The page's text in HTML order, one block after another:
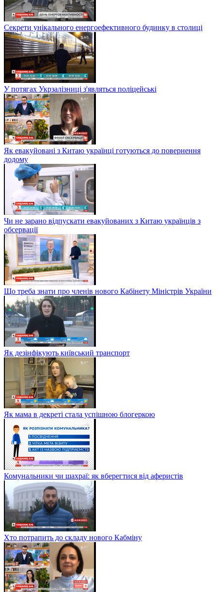
Секрети унікального енергоефективного будинку в столиці
У потягах Укрзалізниці з'являться поліцейські
Як евакуйовані з Китаю українці готуються до повернення
додому
Чи не зарано відпускати евакуйованих з Китаю українців з
обсервації
Що треба знати про членів нового Кабінету Міністрів України
Як дезінфікують київський транспорт
Як мама в декреті стала успішною блогеркою
Комунальники чи шахраї: як вберегтися від аферистів
Хто потрапить до складу нового Кабміну